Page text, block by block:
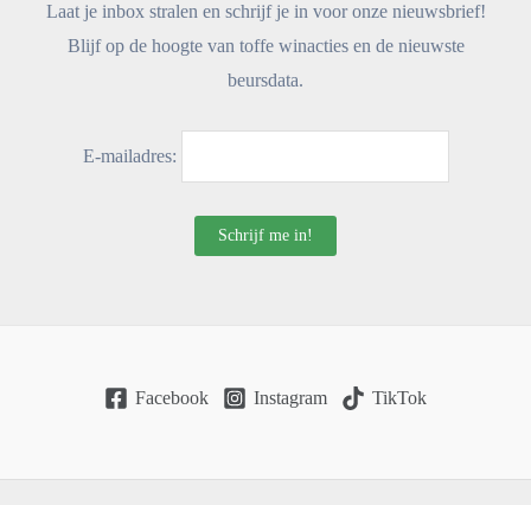
Laat je inbox stralen en schrijf je in voor onze nieuwsbrief!
Blijf op de hoogte van toffe winacties en de nieuwste
beursdata.
E-mailadres:
Facebook Instagram TikTok